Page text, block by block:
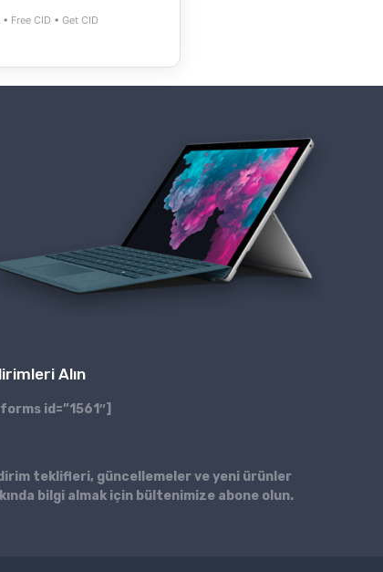
• Free CID • Get CID
Alın
id=”1561″]
teklifleri, güncellemeler ve yeni ürünler
bilgi almak için bültenimize abone olun.